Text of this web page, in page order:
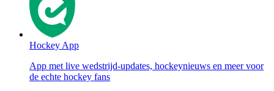
Hockey App
App met live wedstrijd-updates, hockeynieuws en meer voor
de echte hockey fans